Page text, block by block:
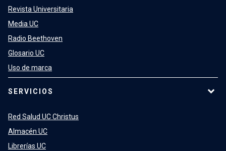
Revista Universitaria
Media UC
Radio Beethoven
Glosario UC
Uso de marca
SERVICIOS
Red Salud UC Christus
Almacén UC
Librerías UC